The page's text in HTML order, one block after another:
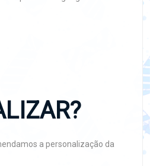
a personalização da